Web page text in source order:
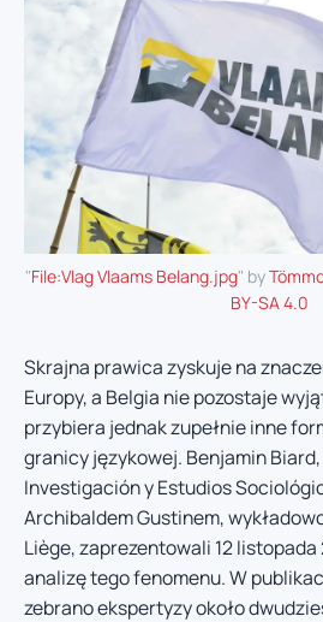
"File:Vlag Vlaams Belang.jpg" by
BY-SA 4.0
Skrajna prawica zyskuje na
Europy, a Belgia nie pozostaje
przybiera jednak zupełnie inne
granicy językowej. Benjamin
Investigación y Estudios
Archibaldem Gustinem,
Liège, zaprezentowali 12
analizę tego fenomenu. W
zebrano ekspertyzy około